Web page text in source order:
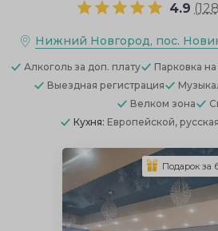
4.9 (
Нижний Новгород, пос.
Алкоголь за доп. плату Парковка
Выездная регистрация
Велком зона
Кухня: Европейской,
Подарок за